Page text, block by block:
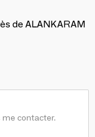
de ALANKARAM